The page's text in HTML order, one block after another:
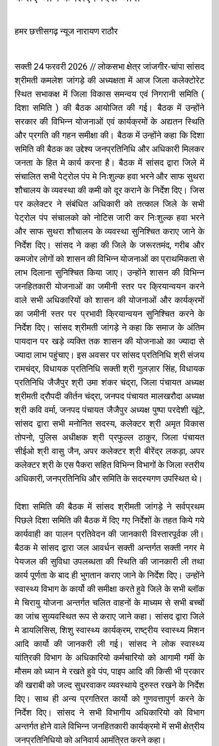
हमर छत्तीसगढ़ न्यूज नारायण राठौर
सक्ती 24 फरवरी 2026 // लोकसभा क्षेत्र जांजगीर-चांपा सांसद
श्रीमती कमलेश जांगड़े की अध्यक्षता में आज जिला कलेक्टोरेट
स्थित सभाकक्ष में जिला विकास समन्वय एवं निगरानी समिति (
दिशा समिति ) की बैठक आयोजित की गई। बैठक में उन्होंने
सरकार की विभिन्न योजनाओं एवं कार्यक्रमों के अद्यतन स्थिति
और प्रगति की गहन समीक्षा की। बैठक में उन्होंने कहा कि दिशा
समिति की बैठक का उद्देश्य जनप्रतिनिधि और अधिकारी मिलकर
जनता के हित मे कार्य करना है। बैठक में सांसद द्वारा जिले में
संचालित सभी पेट्रोल पंप मे निःशुल्क हवा भरने और साफ सुथरा
शौचालय के व्यवस्था की कमी को दूर कराने के निर्देश दिए। जिस
पर कलेक्टर ने संबंधित अधिकारी को तत्काल जिले के सभी
पेट्रोल पंप संचालको को नोटिस जारी कर निःशुल्क हवा भरने
और साफ सुथरा शौचालय के व्यवस्था सुनिश्चित कराए जाने के
निर्देश दिए। सांसद ने कहा की जिले के जरूरतमंद, गरीब और
कमजोर लोगों को शासन की विभिन्न योजनाओं का प्राथमिकता से
लाभ दिलाना सुनिश्चित किया जाए। उन्होंने शासन की विभिन्न
जनहितकारी योजनाओं का जमीनी स्तर पर क्रियान्वयन करने
वाले सभी अधिकारियों को शासन की योजनाओं और कार्यक्रमों
का जमीनी स्तर पर प्रभावी क्रियान्वयन सुनिश्चित करने के
निर्देश दिए। सांसद श्रीमती जांगड़े ने कहा कि समाज के अंतिम
पायदान पर खड़े व्यक्ति तक शासन की योजनाओ का ज्यादा से
ज्यादा लाभ पहुंचाए। इस अवसर पर सांसद प्रतिनिधि श्री संजय
रामचंद्र, विधायक प्रतिनिधि सक्ती श्री गुलज़ार सिंह, विधायक
प्रतिनिधि जैजैपुर श्री उमा शंकर चंद्रा, जिला पंचायत अध्यक्ष
श्रीमती द्रौपदी कीर्तन चंद्रा, जनपद पंचायत मालखरौदा अध्यक्ष
श्री कवि वर्मा, जनपद पंचायत जैजैपुर अध्यक्ष पुष्पा परदेशी खूंटे,
सांसद द्वारा सभी मनोनित सदस्य, कलेक्टर श्री अमृत विकास
तोपनो, पुलिस अधीक्षक श्री प्रफुल्ल ठाकुर, जिला पंचायत
सीईओ श्री वासु जैन, अपर कलेक्टर श्री बीरेंद्र लकड़ा, अपर
कलेक्टर श्री के एस पैकरा सहित विभिन्न विभागों के जिला स्तरीय
अधिकारी, जनप्रतिनिधि और समिति के सदस्यगण उपस्थित थे।
दिशा समिति की बैठक में सांसद श्रीमती जांगड़े ने सर्वप्रथम
पिछले दिशा समिति की बैठक में दिए गए निर्देशों के तहत किये गये
कार्यवाही का पालन प्रतिवेदन की जानकारी विस्तारपूर्वक ली।
बैठक मे सांसद द्वारा जल आवर्धन सक्ती अन्तर्गत सक्ती नगर मे
पेयजल की सुविधा उपलब्धता की स्थिति की जानकारी ली तथा
कार्य पूर्णता के बाद ही भुगतान कराए जाने के निर्देश दिए। उन्होंने
स्वास्थ्य विभाग के कार्यो की समीक्षा करते हुवे जिले के सभी ब्लॉक
मे चिरायु योजना अन्तर्गत चलित वाहनों के माध्यम से सभी बच्चों
का जांच सुव्यवस्थित रूप से कराए जाने कहा। सांसद द्वारा जिले
मे डायलिसिस, शिशु स्वास्थ्य कार्यक्रम, राष्ट्रीय स्वास्थ्य मिशन
आदि कार्यो की जानकरी ली गई। सांसद ने लोक स्वास्थ्य
यांत्रिकी विभाग के अधिकारियो कर्मचारियो को आगामी गर्मी के
मौसम को ध्यान मे रखते हुवे पंप, पाइप आदि की किसी भी प्रकार
की खराबी को जल्द सुधरवाकर व्यवस्थाये दुरुस्त रखने के निर्देश
दिए। साथ ही अन्य प्रगतिरत कार्यो को गुणवत्तापुर्ण करने के
निर्देश दिए। सांसद ने सभी विभागीय अधिकारियो को विभाग
अन्तर्गत होने वाले विभिन्न जनहितकारी कार्यक्रमो में सभी क्षेत्रीय
जनप्रतिनिधियो को अनिवार्य आमंत्रित करने कहा।